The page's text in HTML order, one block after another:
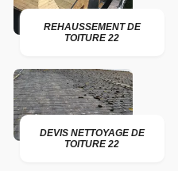
REHAUSSEMENT DE
TOITURE 22
DEVIS NETTOYAGE DE
TOITURE 22